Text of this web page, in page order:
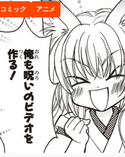
コミック アニメ